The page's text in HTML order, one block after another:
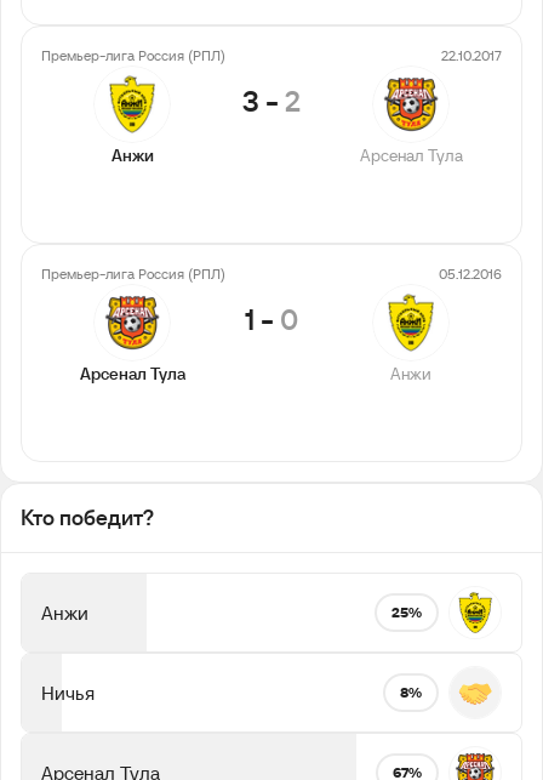
Премьер-лига Россия (РПЛ) 22.10.2017
Анжи
3 -2
Арсенал Тула
Премьер-лига Россия (РПЛ) 05.12.2016
Арсенал Тула
1 - 0
Анжи
Кто победит?
Анжи 25%
Ничья 8%
Арсенал Тула 67%